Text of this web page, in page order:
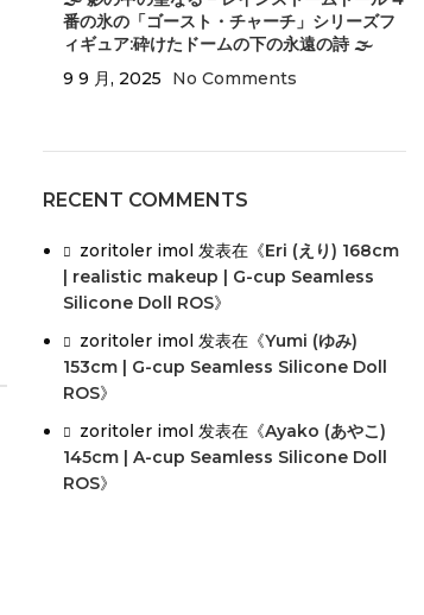
番の氷の「ゴースト・チャーチ」シリーズフ
ィギュア:砕けたドームの下の永遠の詩 🌫️
9 9 月, 2025
No Comments
RECENT COMMENTS
zoritoler imol 发表在《Eri (えり) 168cm
| realistic makeup | G-cup Seamless
Silicone Doll ROS》
zoritoler imol 发表在《Yumi (ゆみ)
153cm | G-cup Seamless Silicone Doll
ROS》
zoritoler imol 发表在《Ayako (あやこ)
145cm | A-cup Seamless Silicone Doll
ROS》